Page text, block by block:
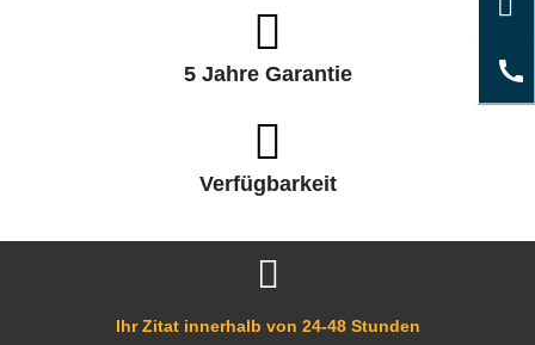
5 Jahre Garantie
Verfügbarkeit
Ihr Zitat innerhalb von 24-48 Stunden